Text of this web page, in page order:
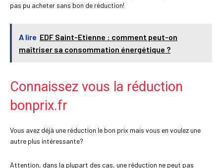
pas pu acheter sans bon de réduction!
A lire EDF Saint-Etienne : comment peut-on
maîtriser sa consommation énergétique ?
Connaissez vous la réduction
bonprix.fr
Vous avez déjà une réduction le bon prix mais vous en voulez une
autre plus intéressante?
Attention, dans la plupart des cas, une réduction ne peut pas